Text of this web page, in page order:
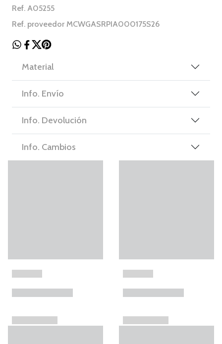
Ref. A05255
Ref. proveedor MCWGASRPIA000175S26
Material
Info. Envío
Info. Devolución
Info. Cambios